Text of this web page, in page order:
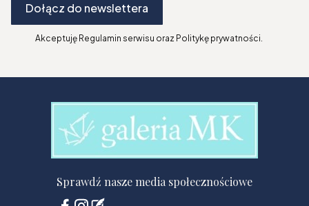
Dołącz do newslettera
Akceptuję Regulamin serwisu oraz Politykę prywatności.
Sprawdź nasze media społecznościowe